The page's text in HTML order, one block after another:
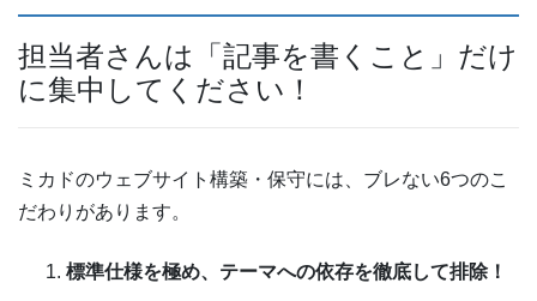
担当者さんは「記事を書くこと」だけ
に集中してください！
ミカドのウェブサイト構築・保守には、ブレない6つのこ
だわりがあります。
標準仕様を極め、テーマへの依存を徹底して排除！